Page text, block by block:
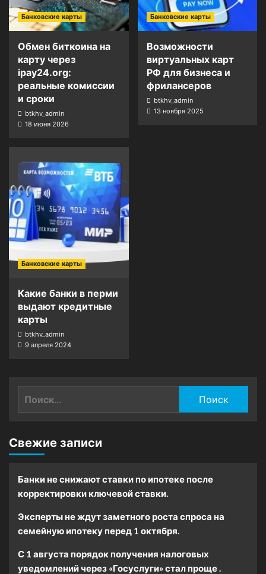
Банковские карты
Обмен биткоина на
карту через
ipay24.org:
реальные комиссии
и сроки
btkhv_admin
18 июня 2026
Банковские карты
Возможности
виртуальных карт
РФ для бизнеса и
фрилансеров
btkhv_admin
13 ноября 2025
Банковские карты
Какие банки в перми
выдают кредитные
карты
btkhv_admin
9 апреля 2024
Свежие записи
Банки не снижают ставки по ипотеке после
корректировки ключевой ставки.
Эксперты не ждут заметного роста спроса на
семейную ипотеку перед 1 октября.
С 1 августа порядок получения налоговых
уведомлений через «Госуслуги» стал проще .